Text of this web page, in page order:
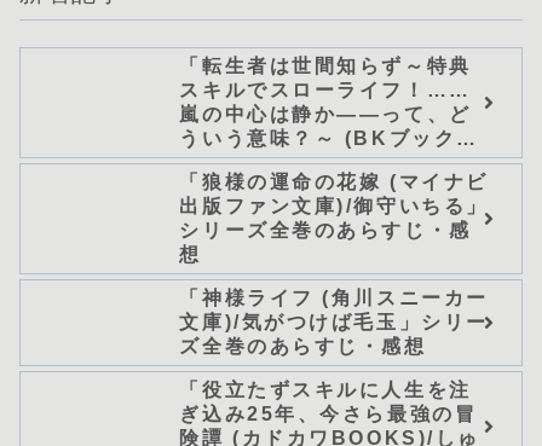
「転生者は世間知らず～特典
スキルでスローライフ！……
嵐の中心は静か――って、ど
ういう意味？～ (BKブック
ス)/唖鳴蝉」シリーズ全巻のあ
らすじ・感想
「狼様の運命の花嫁 (マイナビ
出版ファン文庫)/御守いちる」
シリーズ全巻のあらすじ・感
想
「神様ライフ (角川スニーカー
文庫)/気がつけば毛玉」シリー
ズ全巻のあらすじ・感想
「役立たずスキルに人生を注
ぎ込み25年、今さら最強の冒
険譚 (カドカワBOOKS)/しゅ